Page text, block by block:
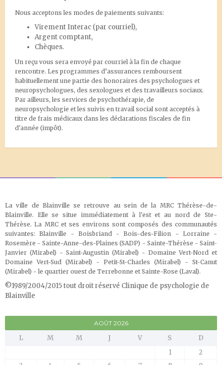
Nous acceptons les modes de paiements suivants:
Virement Interac (par courriel),
Argent comptant,
Chèques.
Un reçu vous sera envoyé par courriel à la fin de chaque
rencontre. Les programmes d’assurances remboursent
habituellement une partie des honoraires des psychologues et
neuropsychologues, des sexologues et des travailleurs sociaux.
Par ailleurs, les services de psychothérapie, de
neuropsychologie et les suivis en travail social sont acceptés à
titre de frais médicaux dans les déclarations fiscales de fin
d'année (impôt).
La ville de Blainville se retrouve au sein de la MRC Thérèse-de-
Blainville. Elle se situe immédiatement à l'est et au nord de Ste-
Thérèse. La MRC et ses environs sont composés des communautés
suivantes: Blainville - Boisbriand - Bois-des-Filion - Lorraine -
Rosemère - Sainte-Anne-des-Plaines (SADP) - Sainte-Thérèse - Saint-
Janvier (Mirabel) - Saint-Augustin (Mirabel) - Domaine Vert-Nord et
Domaine Vert-Sud (Mirabel) - Petit-St-Charles (Mirabel) - St-Canut
(Mirabel) - le quartier ouest de Terrebonne et Sainte-Rose (Laval).
©1989/2004/2015 tout droit réservé Clinique de psychologie de
Blainville
AOÛT 2026
L M M J V S
D
1
2